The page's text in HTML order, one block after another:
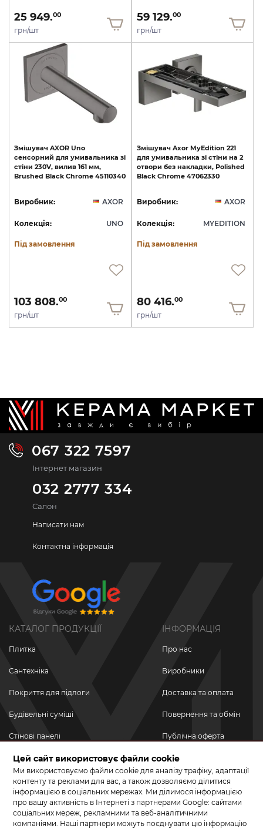
25 949.00
грн/шт
59 129.00
грн/шт
Змішувач AXOR Uno
сенсорний для умивальника зі
стіни 230V, вилив 161 мм,
Brushed Black Chrome 45110340
Виробник: AXOR
Колекція: UNO
Під замовлення
103 808.00
грн/шт
Змішувач Axor MyEdition 221
для умивальника зі стіни на 2
отвори без накладки, Polished
Black Chrome 47062330
Виробник: AXOR
Колекція: MYEDITION
Під замовлення
80 416.00
грн/шт
067 322 7597
Інтернет магазин
032 2777 334
Салон
Написати нам
Контактна інформація
КАТАЛОГ ПРОДУКЦІЇ
Плитка
Сантехніка
Покриття для підлоги
Будівельні суміші
Стінові панелі
Новинки
Акційні товари
Акції/Знижки
ІНФОРМАЦІЯ
Про нас
Виробники
Доставка та оплата
Повернення та обмін
Публічна оферта
Політика
конфіденційності
ПРИЄДНУЙТЕСЬ ДО НАС У СОЦМЕРЕЖАХ
Цей сайт використовує файли cookie
Ми використовуємо файли cookie для аналізу трафіку, адаптації
контенту та реклами для вас, а також дозволяємо ділитися
інформацією в соціальних мережах. Ми ділимося інформацією
про вашу активність в Інтернеті з партнерами Google: сайтами
соціальних мереж, рекламними та веб-аналітичними
компаніями. Наші партнери можуть поєднувати цю інформацію